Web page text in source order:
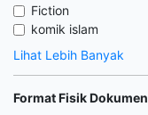
Fiction
komik islam
Lihat Lebih Banyak
Format Fisik Dokumen